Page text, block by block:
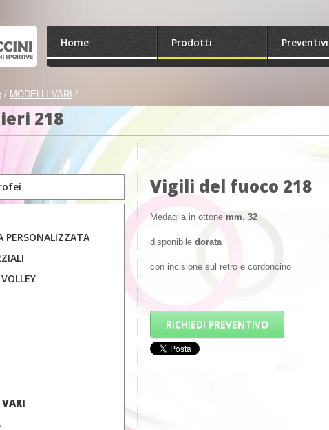
Home Prodotti Preventivi
/ MODELLI VARI /
218
Vigili del fuoco 218
Medaglia in ottone mm. 32
disponibile dorata
con incisione sul retro e cordoncino
RICHIEDI PREVENTIVO
PERSONALIZZATA